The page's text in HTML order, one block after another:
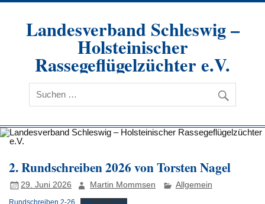
Zum
springenLandesverband Schleswig –
Holsteinischer
Rassegeflügelzüchter e.V.
2. Rundschreiben 2026 von Torsten Nagel
29. Juni 2026 Martin Mommsen Allgemein
Rundschreiben 2-26 Herunterladen